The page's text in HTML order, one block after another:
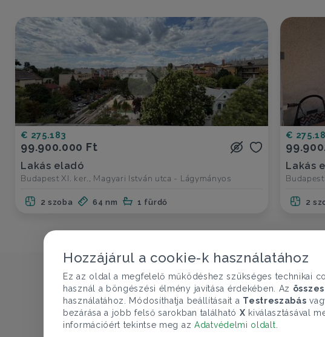
€ 275.183
99.900.000 Ft
Lakás eladó
Budapest XI. ker., Magyari István utca - Lágymányos
2 szoba 64 nm 1 fürdő
€
Lakás
2
Hozzájárul a cookie-k használatához
Ez az oldal a megfelelő működéshez szükséges technikai
használ a böngészési élmény javítása érdekében. Az
használatához. Módosíthatja beállításait a Testreszabás
bezárása a jobb felső sarokban található X kiválasztásával
információért tekintse meg az Adatvédelmi oldalt